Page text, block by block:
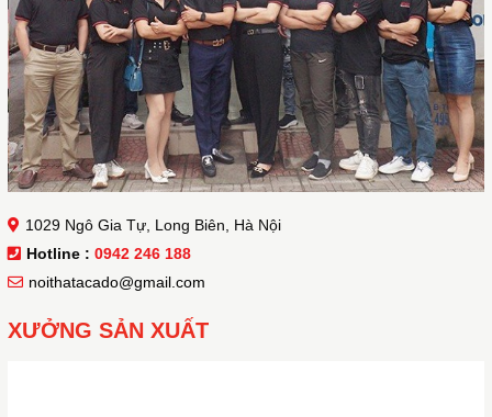
1029 Ngô Gia Tự, Long Biên, Hà Nội
Hotline : 0942 246 188
noithatacado@gmail.com
XƯỞNG SẢN XUẤT